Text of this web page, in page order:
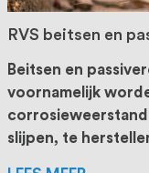
RVS beitsen en
Beitsen en
voornamelijk
corrosieweerstand
slijpen, te